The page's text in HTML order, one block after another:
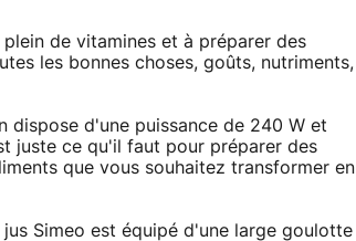
de vitamines et à préparer des
les bonnes choses, goûts, nutriments,
dispose d'une puissance de 240 W et
juste ce qu'il faut pour préparer des
que vous souhaitez transformer en
Simeo est équipé d'une large goulotte